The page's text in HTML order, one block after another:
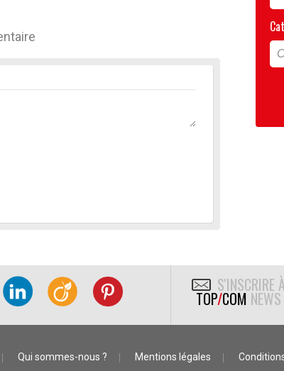
S'INSCRIRE À
TOP/COM NEWS
Qui sommes-nous ? Mentions légales